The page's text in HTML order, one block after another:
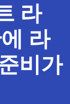
라
라
비가